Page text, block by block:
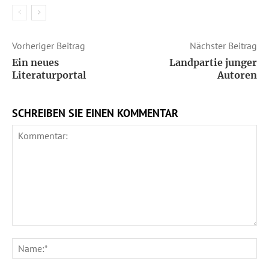
Vorheriger Beitrag
Ein neues
Literaturportal
Nächster Beitrag
Landpartie junger
Autoren
SCHREIBEN SIE EINEN KOMMENTAR